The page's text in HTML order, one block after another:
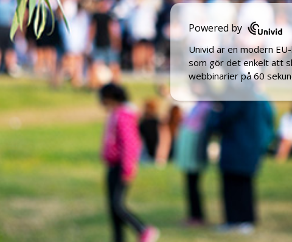
Powered by
Univid är en modern
som gör det enkelt att
webbinarier på 60